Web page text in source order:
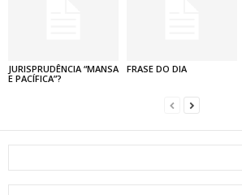
JURISPRUDÊNCIA “MANSA
E PACÍFICA”?
FRASE DO DIA